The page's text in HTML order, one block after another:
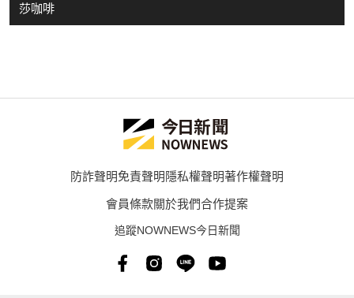
莎咖啡
防詐聲明免責聲明隱私權聲明著作權聲明
會員條款關於我們合作提案
追蹤NOWNEWS今日新聞